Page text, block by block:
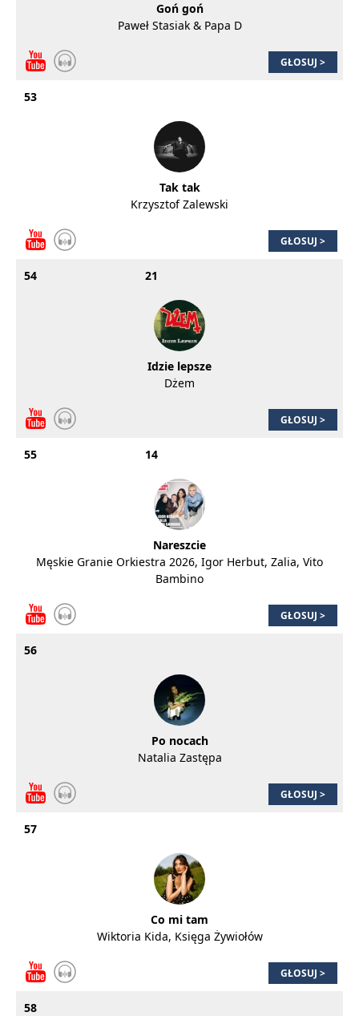
Goń goń
Paweł Stasiak & Papa D
GŁOSUJ >
53
Tak tak
Krzysztof Zalewski
GŁOSUJ >
54 21
Idzie lepsze
Dżem
GŁOSUJ >
55 14
Nareszcie
Męskie Granie Orkiestra 2026, Igor Herbut, Zalia, Vito
Bambino
GŁOSUJ >
56
Po nocach
Natalia Zastępa
GŁOSUJ >
57
Co mi tam
Wiktoria Kida, Księga Żywiołów
GŁOSUJ >
58